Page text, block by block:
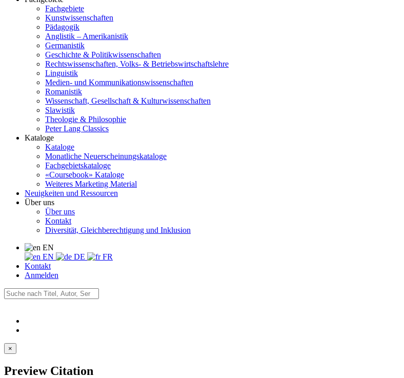
Fachgebiete
Kunstwissenschaften
Pädagogik
Anglistik – Amerikanistik
Germanistik
Geschichte & Politikwissenschaften
Rechtswissenschaften, Volks- & Betriebswirtschaftslehre
Linguistik
Medien- und Kommunikationswissenschaften
Romanistik
Wissenschaft, Gesellschaft & Kulturwissenschaften
Slawistik
Theologie & Philosophie
Peter Lang Classics
Kataloge
Kataloge
Monatliche Neuerscheinungskataloge
Fachgebietskataloge
«Coursebook» Kataloge
Weiteres Marketing Material
Neuigkeiten und Ressourcen
Über uns
Über uns
Kontakt
Diversität, Gleichberechtigung und Inklusion
EN
EN
DE
FR
Kontakt
Anmelden
×
Preview Citation